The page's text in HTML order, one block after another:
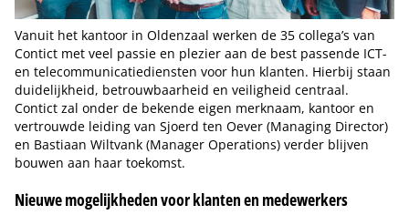
Vanuit het kantoor in Oldenzaal werken de 35 collega’s van
Contict met veel passie en plezier aan de best passende ICT-
en telecommunicatiediensten voor hun klanten. Hierbij staan
duidelijkheid, betrouwbaarheid en veiligheid centraal.
Contict zal onder de bekende eigen merknaam, kantoor en
vertrouwde leiding van Sjoerd ten Oever (Managing Director)
en Bastiaan Wiltvank (Manager Operations) verder blijven
bouwen aan haar toekomst.
Nieuwe mogelijkheden voor klanten en medewerkers